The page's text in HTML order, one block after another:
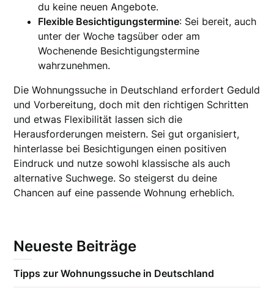
du keine neuen Angebote.
Flexible Besichtigungstermine: Sei bereit, auch
unter der Woche tagsüber oder am
Wochenende Besichtigungstermine
wahrzunehmen.
Die Wohnungssuche in Deutschland erfordert Geduld
und Vorbereitung, doch mit den richtigen Schritten
und etwas Flexibilität lassen sich die
Herausforderungen meistern. Sei gut organisiert,
hinterlasse bei Besichtigungen einen positiven
Eindruck und nutze sowohl klassische als auch
alternative Suchwege. So steigerst du deine
Chancen auf eine passende Wohnung erheblich.
Neueste Beiträge
Tipps zur Wohnungssuche in Deutschland